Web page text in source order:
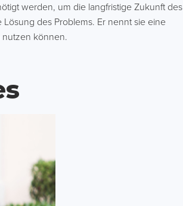
werden, um die langfristige Zukunft des
des Problems. Er nennt sie eine
nutzen können.